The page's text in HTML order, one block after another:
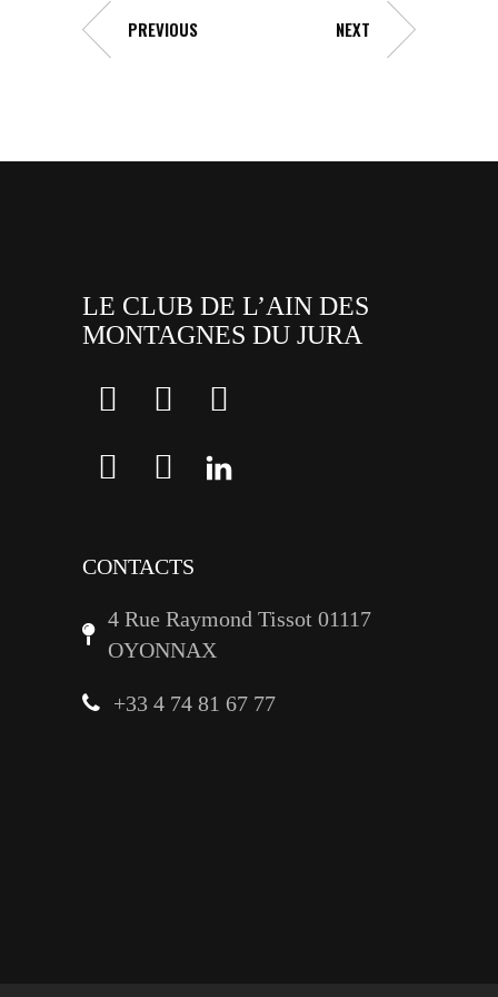
PREVIOUS NEXT
LE CLUB DE L’AIN DES
MONTAGNES DU JURA
CONTACTS
4 Rue Raymond Tissot 01117
OYONNAX
+33 4 74 81 67 77